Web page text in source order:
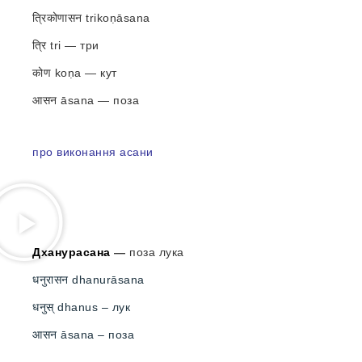
त्रिकोणासन trikoṇāsana
त्रि tri — три
कोण koṇa — кут
आसन āsana — поза
про виконання асани
Дханурасана — поза лука
धनुरासन dhanurāsana
धनुस् dhanus – лук
आसन āsana – поза